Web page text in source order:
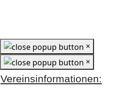
×
×
Vereinsinformationen: